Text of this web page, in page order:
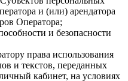
и (или) арендатора
Оператора;
и безопасности
права использования
и текстов, переданных
кабинет, на условиях